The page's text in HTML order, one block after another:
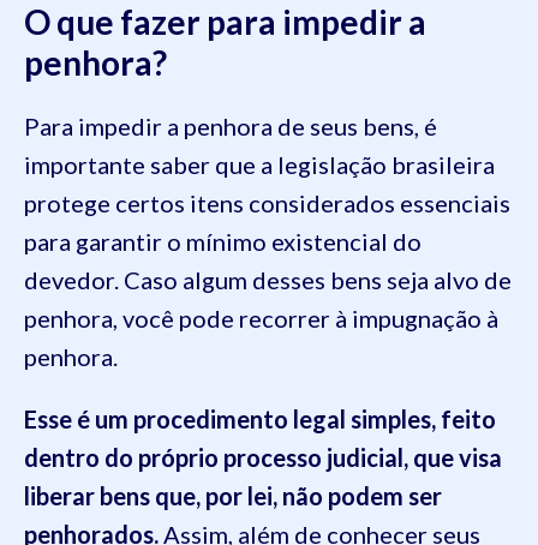
O que fazer para impedir a
penhora?
Para impedir a penhora de seus bens, é
importante saber que a legislação brasileira
protege certos itens considerados essenciais
para garantir o mínimo existencial do
devedor. Caso algum desses bens seja alvo de
penhora, você pode recorrer à impugnação à
penhora.
Esse é um procedimento legal simples, feito
dentro do próprio processo judicial, que visa
liberar bens que, por lei, não podem ser
penhorados.Assim, além de conhecer seus